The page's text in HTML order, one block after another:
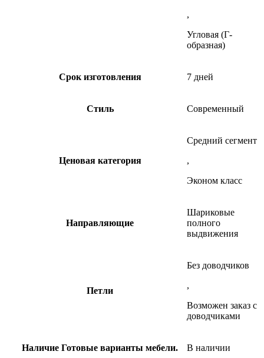
,
Угловая (Г-
образная)
Срок изготовления 7 дней
Стиль Современный
Ценовая категория
Средний сегмент
,
Эконом класс
Направляющие
Шариковые
полного
выдвижения
Петли
Без доводчиков
,
Возможен заказ с
доводчиками
Наличие Готовые варианты мебели. В наличии